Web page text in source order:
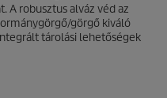
A robusztus alváz véd az
görgő kiváló
tárolási lehetőségek